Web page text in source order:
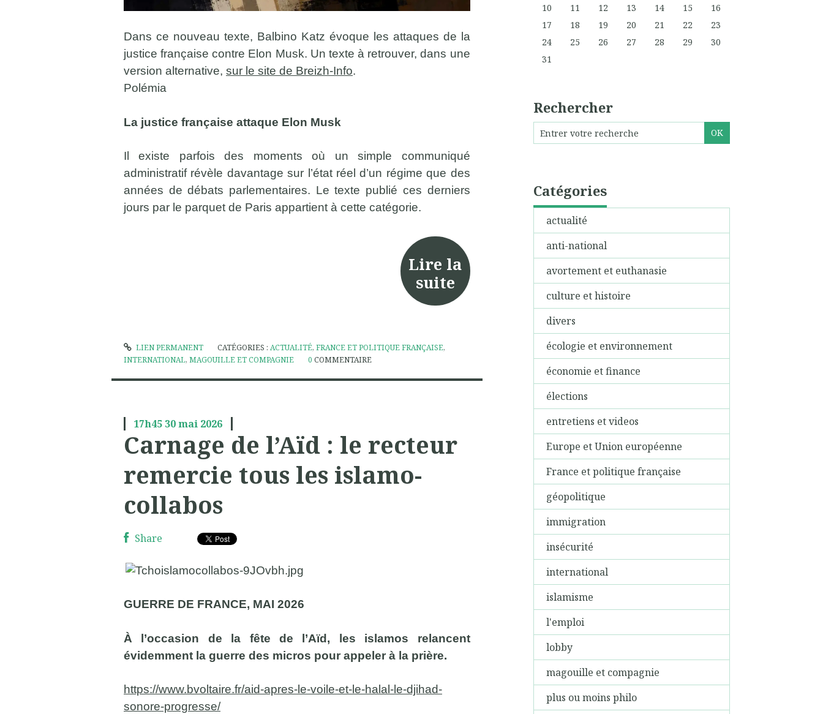
Dans ce nouveau texte, Balbino Katz évoque les attaques de la
justice française contre Elon Musk. Un texte à retrouver, dans une
version alternative, sur le site de Breizh-Info.
Polémia
La justice française attaque Elon Musk
Il existe parfois des moments où un simple communiqué
administratif révèle davantage sur l’état réel d’un régime que des
années de débats parlementaires. Le texte publié ces derniers
jours par le parquet de Paris appartient à cette catégorie.
Lire la
suite
LIEN PERMANENT CATÉGORIES :ACTUALITÉ,FRANCE ET POLITIQUE FRANÇAISE,
INTERNATIONAL, MAGOUILLE ET COMPAGNIE 0 COMMENTAIRE
17h45 30mai 2026
Carnage de l’Aïd : le recteur
remercie tous les islamo-
collabos
Share
GUERRE DE FRANCE, MAI 2026
À l’occasion de la fête de l’Aïd, les islamos relancent
évidemment la guerre des micros pour appeler à la prière.
https://www.bvoltaire.fr/aid-apres-le-voile-et-le-halal-le-djihad-
sonore-progresse/
10
11 12 13 14 15
16
17
18 19 20 21 22
23
24
25 26 27 28 29
30
31
Rechercher
Catégories
actualité
anti-national
avortement et euthanasie
culture et histoire
divers
écologie et environnement
économie et finance
élections
entretiens et videos
Europe et Union européenne
France et politique française
géopolitique
immigration
insécurité
international
islamisme
l'emploi
lobby
magouille et compagnie
plus ou moins philo